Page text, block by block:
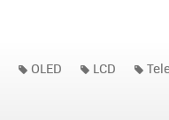
OLED LCD